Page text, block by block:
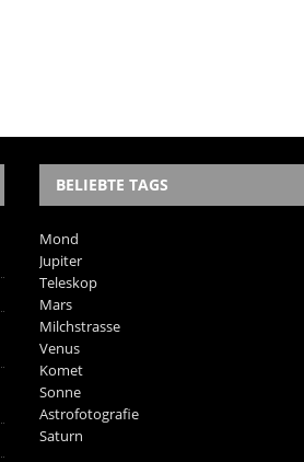
BELIEBTE TAGS
Mond
Jupiter
Teleskop
Mars
Milchstrasse
Venus
Komet
Sonne
Astrofotografie
Saturn